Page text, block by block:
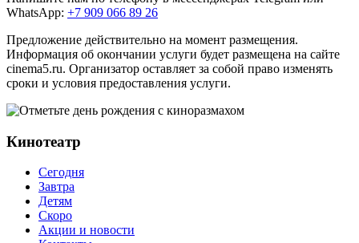
WhatsApp: +7 909 066 89 26
Предложение действительно на момент размещения.
Информация об окончании услуги будет размещена на сайте
cinema5.ru. Организатор оставляет за собой право изменять
сроки и условия предоставления услуги.
Кинотеатр
Сегодня
Завтра
Детям
Скоро
Акции и новости